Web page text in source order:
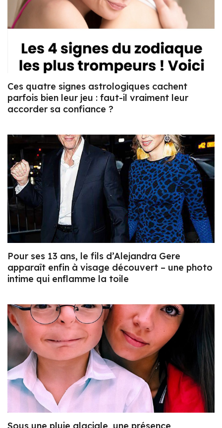
Ces quatre signes astrologiques cachent
parfois bien leur jeu : faut-il vraiment leur
accorder sa confiance ?
Pour ses 13 ans, le fils d’Alejandra Gere
apparaît enfin à visage découvert – une photo
intime qui enflamme la toile